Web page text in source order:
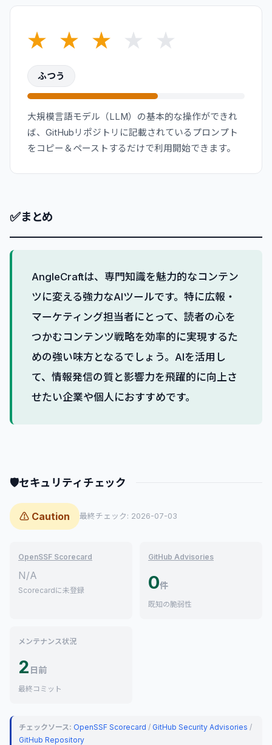
★ ★ ★ ★ ★
ふつう
大規模言語モデル（LLM）の基本的な操作ができれ
ば、GitHubリポジトリに記載されているプロンプト
をコピー＆ペーストするだけで利用開始できます。
✅まとめ
AngleCraftは、専門知識を魅力的なコンテン
ツに変える強力なAIツールです。特に広報・
マーケティング担当者にとって、読者の心を
つかむコンテンツ戦略を効率的に実現するた
めの強い味方となるでしょう。AIを活用し
て、情報発信の質と影響力を飛躍的に向上さ
せたい企業や個人におすすめです。
🛡セキュリティチェック
⚠ Caution 最終チェック: 2026-07-03
OpenSSF Scorecard
N/A
Scorecardに未登録
GitHub Advisories
0件
既知の脆弱性
メンテナンス状況
2 日前
最終コミット
チェックソース: OpenSSF Scorecard / GitHub Security Advisories /
GitHub Repository